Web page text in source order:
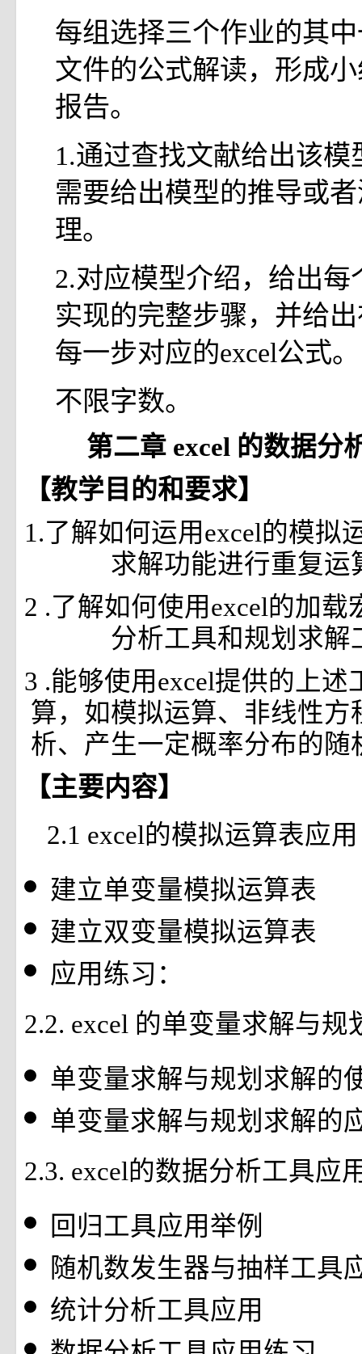
每组选择三个作业的其
文件的公式解读，形成
报告。
1.通过查找文献给出该模
需要给出模型的推导或
理。
2.对应模型介绍，给出每
实现的完整步骤，并给
每一步对应的excel公式。
不限字数。
第二章 excel 的数据分
【教学目的和要求】
1.了解如何运用excel的模拟
求解功能进行重复运
2 .了解如何使用excel的加载
分析工具和规划求解
3 .能够使用excel提供的上述
算，如模拟运算、非线性方
析、产生一定概率分布的随
【主要内容】
2.1 excel的模拟运算表应用
建立单变量模拟运算表
建立双变量模拟运算表
应用练习：
2.2. excel 的单变量求解与规
单变量求解与规划求解的
单变量求解与规划求解的
2.3. excel的数据分析工具应
回归工具应用举例
随机数发生器与抽样工具
统计分析工具应用